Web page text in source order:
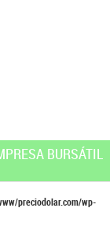
BURSÁTIL
preciodolar.com/wp-